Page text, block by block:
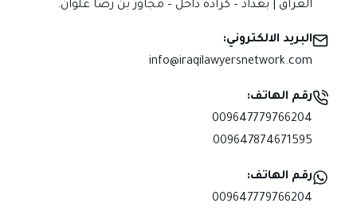
العراق | بغداد – كرادة داخل – مجاور بن رضا علوان.
البريد الالكتروني:
info@iraqilawyersnetwork.com
رقم الهاتف:
009647779766204
009647874671595
رقم الهاتف:
009647779766204